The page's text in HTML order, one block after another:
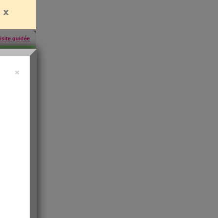
guidée
inscrites
infos
×